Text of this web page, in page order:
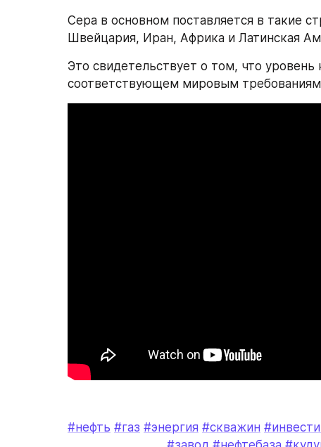
Сера в основном поставляется в такие
Швейцария, Иран, Африка и Латинская
Это свидетельствует о том, что уровень
соответствующем мировым
#нефть #газ #энергия #скважин